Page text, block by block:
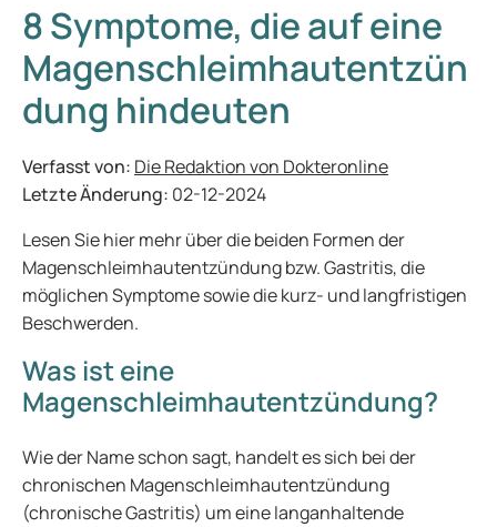
8 Symptome, die auf eine
Magenschleimhautentzün
dung hindeuten
Verfasst von: Die Redaktion von Dokteronline
Letzte Änderung: 02-12-2024
Lesen Sie hier mehr über die beiden Formen der
Magenschleimhautentzündung bzw. Gastritis, die
möglichen Symptome sowie die kurz- und langfristigen
Beschwerden.
Was ist eine
Magenschleimhautentzündung?
Wie der Name schon sagt, handelt es sich bei der
chronischen Magenschleimhautentzündung
(chronische Gastritis) um eine langanhaltende